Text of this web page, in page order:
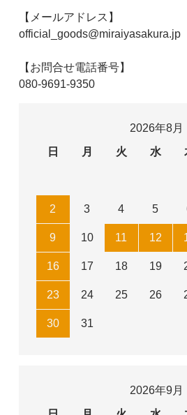
【メールアドレス】
official_goods@miraiyasakura.jp
【お問合せ電話番号】
080-9691-9350
2026年8月
日
月 火 水
2 3 4 5
9 10 11 12
16 17 18 19
23 24 25 26
30 31
2026年9月